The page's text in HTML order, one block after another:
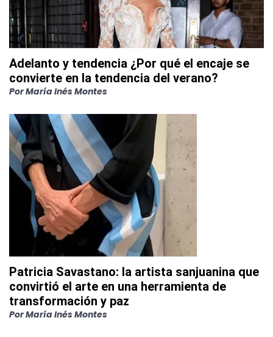
Adelanto y tendencia ¿Por qué el encaje se
convierte en la tendencia del verano?
PorMaría Inés Montes
Patricia Savastano: la artista sanjuanina que
convirtió el arte en una herramienta de
transformación y paz
PorMaría Inés Montes